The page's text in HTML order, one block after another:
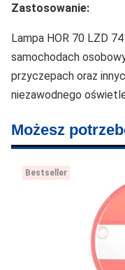
Zastosowanie:
Lampa HOR 70 LZD
samochodach
przyczepach oraz
niezawodnego
Możesz
Bestseller